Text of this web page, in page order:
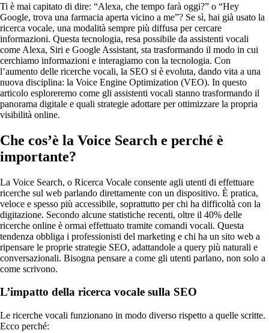
Ti è mai capitato di dire: “Alexa, che tempo farà oggi?” o “Hey
Google, trova una farmacia aperta vicino a me”? Se sì, hai già usato la
ricerca vocale, una modalità sempre più diffusa per cercare
informazioni. Questa tecnologia, resa possibile da assistenti vocali
come Alexa, Siri e Google Assistant, sta trasformando il modo in cui
cerchiamo informazioni e interagiamo con la tecnologia. Con
l’aumento delle ricerche vocali, la SEO si è evoluta, dando vita a una
nuova disciplina: la Voice Engine Optimization (VEO). In questo
articolo esploreremo come gli assistenti vocali stanno trasformando il
panorama digitale e quali strategie adottare per ottimizzare la propria
visibilità online.
Che cos’è la Voice Search e perché è
importante?
La Voice Search, o Ricerca Vocale consente agli utenti di effettuare
ricerche sul web parlando direttamente con un dispositivo. È pratica,
veloce e spesso più accessibile, soprattutto per chi ha difficoltà con la
digitazione. Secondo alcune statistiche recenti, oltre il 40% delle
ricerche online è ormai effettuato tramite comandi vocali. Questa
tendenza obbliga i professionisti del marketing e chi ha un sito web a
ripensare le proprie strategie SEO, adattandole a query più naturali e
conversazionali. Bisogna pensare a come gli utenti parlano, non solo a
come scrivono.
L’impatto della ricerca vocale sulla SEO
Le ricerche vocali funzionano in modo diverso rispetto a quelle scritte.
Ecco perché: